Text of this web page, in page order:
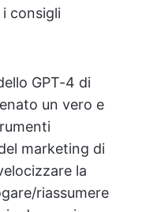
consigli
GPT-4 di
un vero e
marketing di
la
riassumere